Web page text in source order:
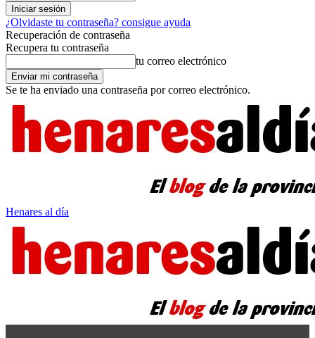
¿Olvidaste tu contraseña? consigue ayuda
Recuperación de contraseña
Recupera tu contraseña
tu correo electrónico
Se te ha enviado una contraseña por correo electrónico.
Henares al día